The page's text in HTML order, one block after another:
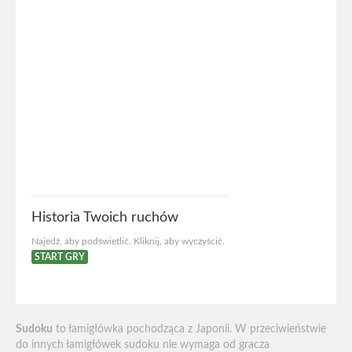
Historia Twoich ruchów
Najedź, aby podświetlić. Kliknij, aby wyczyścić.
START GRY
Sudoku to łamigłówka pochodząca z Japonii. W przeciwieństwie
do innych łamigłówek sudoku nie wymaga od gracza